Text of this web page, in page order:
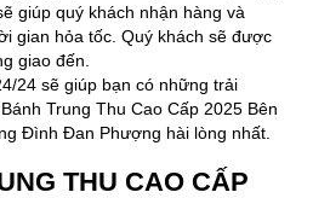
giúp quý khách nhận hàng và
gian hỏa tốc. Quý khách sẽ được
giao đến.
24 sẽ giúp bạn có những trải
Trung Thu Cao Cấp 2025 Bên
Đình Đan Phượng hài lòng nhất.
THU CAO CẤP